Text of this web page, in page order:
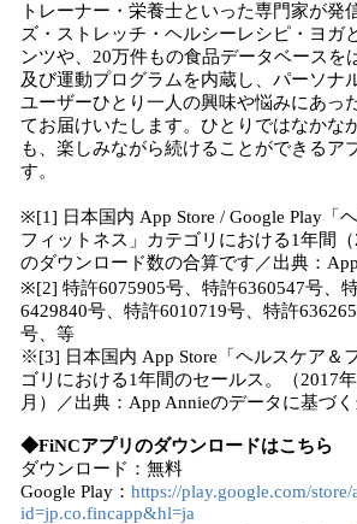
トレーナー・栄養士といった専門家が発
ズ・ストレッチ・ヘルシーレシピ・ヨガ
ンツや、20万件もの食品データベースを
及び運動プログラムを内蔵し、パーソナ
ユーザーひとり一人の興味や悩みにあっ
てお届けいたします。ひとりではなかな
も、楽しみながら続けることができるア
す。
※[1] 日本国内 App Store / Google Play「
フィットネス」カテゴリにおける1年間（
のダウンロード数の合算です／出典：
※[2] 特許6075905号、特許6360547号、
6429840号、特許6010719号、特許
号、等
※[3] 日本国内 App Store「ヘルスケア＆
ゴリにおける1年間のセールス。（2017
月）／出典：App Annieのデータに基づ
◆FiNCアプリのダウンロードはこちら
ダウンロード：無料
Google Play： https://play.google.com/store/
id=jp.co.fincapp&hl=ja